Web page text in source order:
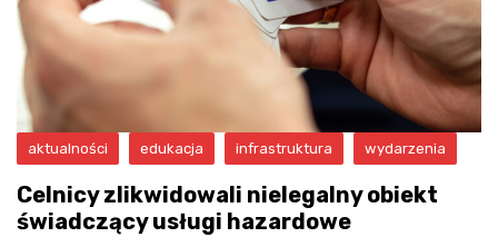
aktualności edukacja infrastruktura wydarzenia
Celnicy zlikwidowali nielegalny obiekt
świadczący usługi hazardowe